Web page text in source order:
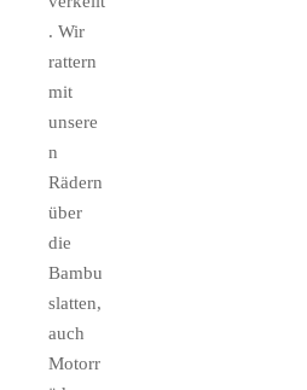
. Wir
rattern
mit
unsere
n
Rädern
über
die
Bambu
slatten,
auch
Motorr